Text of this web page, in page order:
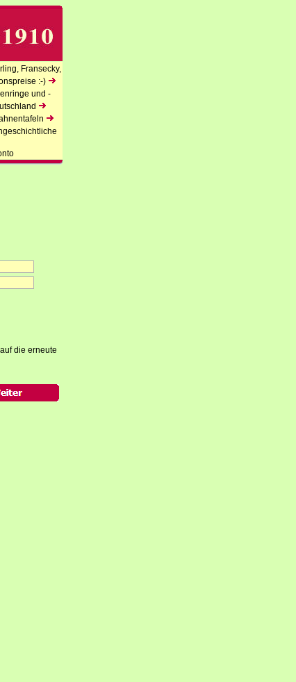
Fransecky,
:-)
und -
die erneute